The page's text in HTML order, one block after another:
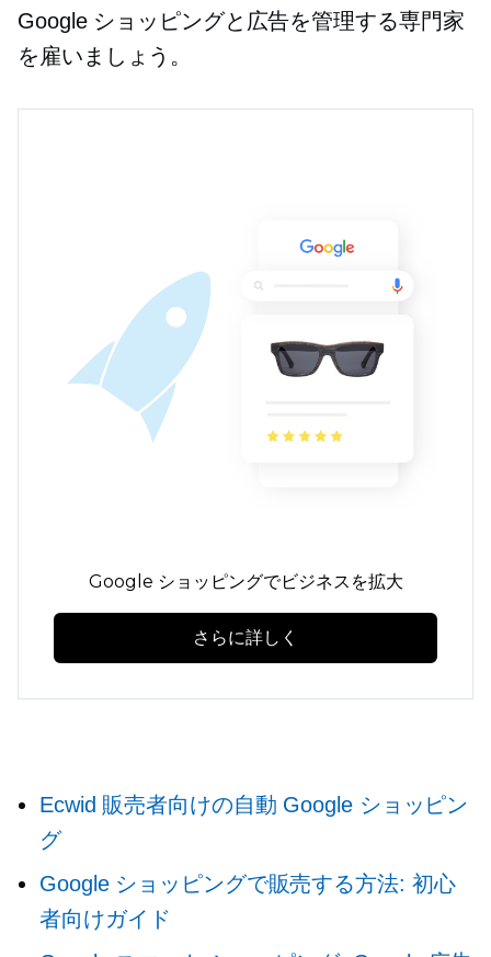
Google ショッピングと広告を管理する専門家
を雇いましょう。
Google ショッピングでビジネスを拡大
さらに詳しく
Ecwid 販売者向けの自動 Google ショッピン
グ
Google ショッピングで販売する方法: 初心
者向けガイド